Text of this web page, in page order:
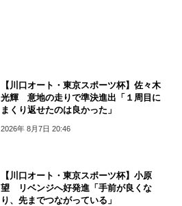
【川口オート・東京スポーツ杯】佐々木
光輝 意地の走りで準決進出「１周目に
まくり返せたのは良かった」
2026年 8月7日 20:46
【川口オート・東京スポーツ杯】小原
望 リベンジへ好発進「手前が良くな
り、先までつながっている」